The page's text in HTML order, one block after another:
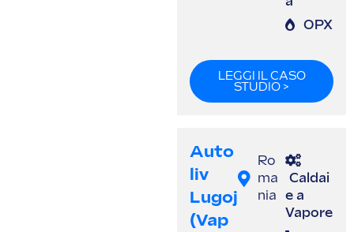
OPX
LEGGI IL CASO
STUDIO >
Auto
Liv
Lugoj
(vap
Ro
ma
nia
Caldai
e a
Vapore